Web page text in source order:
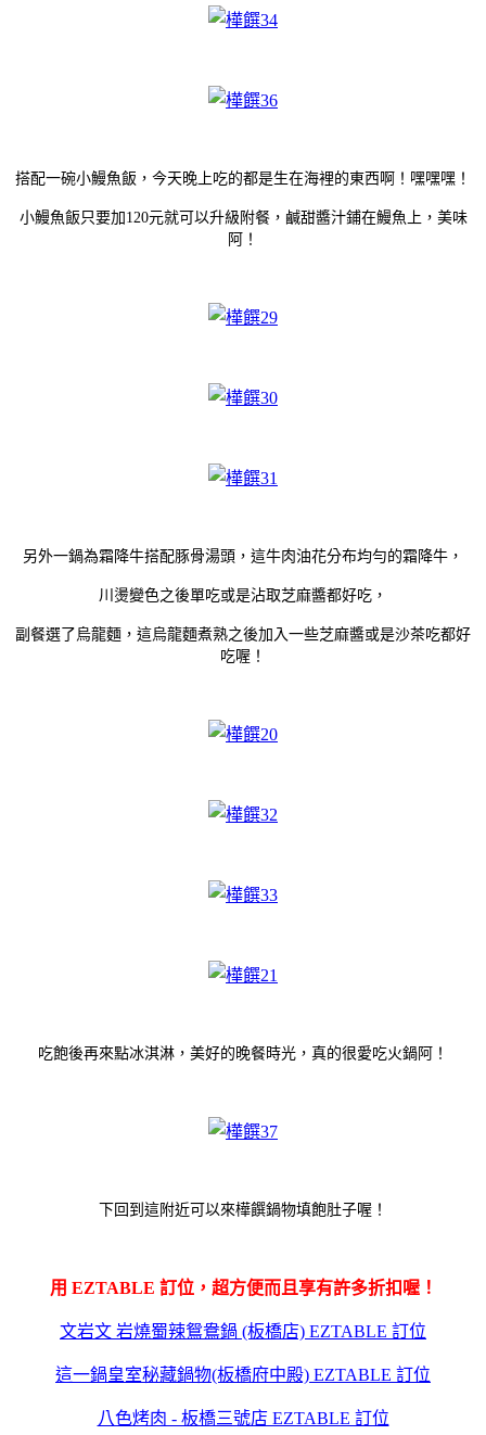
搭配一碗小鰻魚飯，今天晚上吃的都是生在海裡的東西啊！嘿嘿嘿！
小鰻魚飯只要加120元就可以升級附餐，鹹甜醬汁鋪在鰻魚上，美味
阿！
另外一鍋為霜降牛搭配豚骨湯頭，這牛肉油花分布均勻的霜降牛，
川燙變色之後單吃或是沾取芝麻醬都好吃，
副餐選了烏龍麵，這烏龍麵煮熟之後加入一些芝麻醬或是沙茶吃都好
吃喔！
吃飽後再來點冰淇淋，美好的晚餐時光，真的很愛吃火鍋阿！
下回到這附近可以來樺饌鍋物填飽肚子喔！
用 EZTABLE 訂位，超方便而且享有許多折扣喔！
文岩文 岩燒蜀辣鴛鴦鍋 (板橋店) EZTABLE 訂位
這一鍋皇室秘藏鍋物(板橋府中殿) EZTABLE 訂位
八色烤肉 - 板橋三號店 EZTABLE 訂位